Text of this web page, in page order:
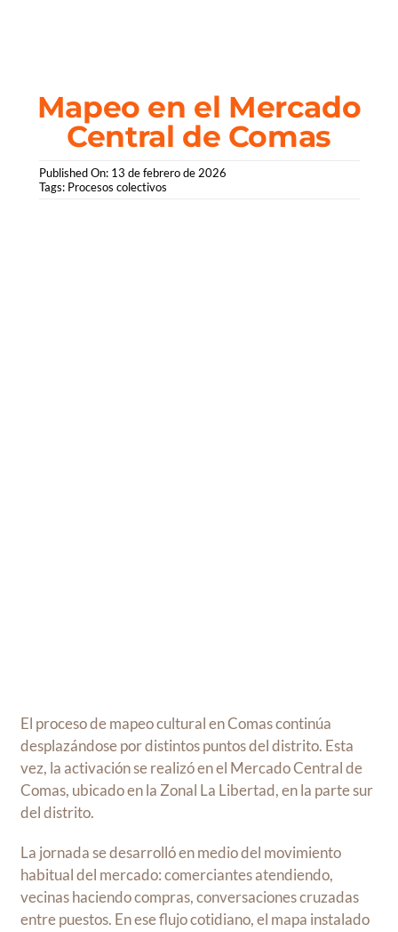
Mapeo en el Mercado
Central de Comas
Published On: 13 de febrero de 2026
Tags: Procesos colectivos
El proceso de mapeo cultural en Comas continúa
desplazándose por distintos puntos del distrito. Esta
vez, la activación se realizó en el Mercado Central de
Comas, ubicado en la Zonal La Libertad, en la parte sur
del distrito.
La jornada se desarrolló en medio del movimiento
habitual del mercado: comerciantes atendiendo,
vecinas haciendo compras, conversaciones cruzadas
entre puestos. En ese flujo cotidiano, el mapa instalado